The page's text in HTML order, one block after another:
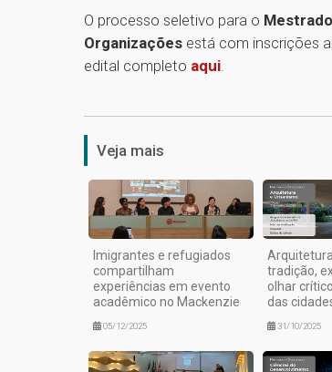
O processo seletivo para o
Organizações está com inscrições
edital completo aqui
Veja mais
Imigrantes e refugiados
compartilham
experiências em evento
acadêmico no Mackenzie
05/12/2025
tradição,
olhar
das
31/10/2025